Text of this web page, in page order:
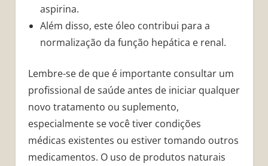
aspirina.
Além disso, este óleo contribui para a
normalização da função hepática e renal.
Lembre-se de que é importante consultar um
profissional de saúde antes de iniciar qualquer
novo tratamento ou suplemento,
especialmente se você tiver condições
médicas existentes ou estiver tomando outros
medicamentos. O uso de produtos naturais